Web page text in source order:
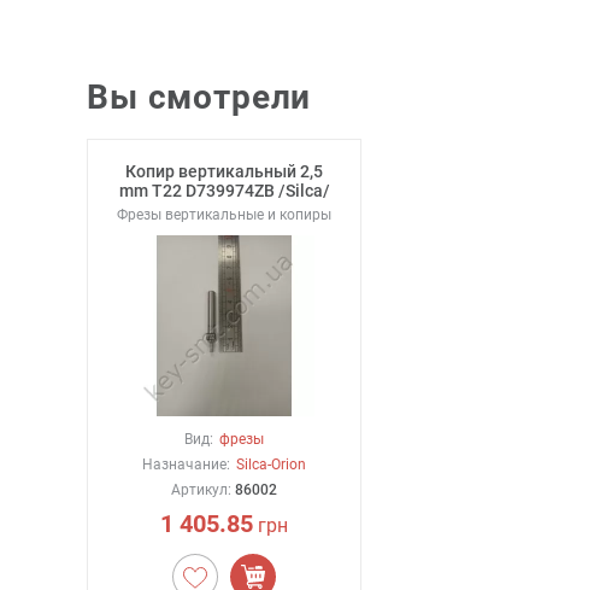
Вы смотрели
Копир вертикальный 2,5
mm T22 D739974ZB /Silca/
Фрезы вертикальные и копиры
Вид: фрезы
Назначание: Silca-Orion
Артикул: 86002
1 405.85 грн